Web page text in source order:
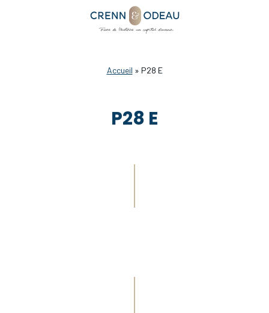
Accueil » P28 E
P28 E